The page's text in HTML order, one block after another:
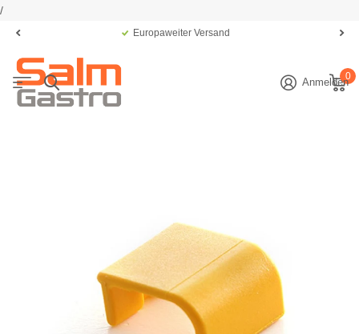
/
Europaweiter Versand
Anmelden0